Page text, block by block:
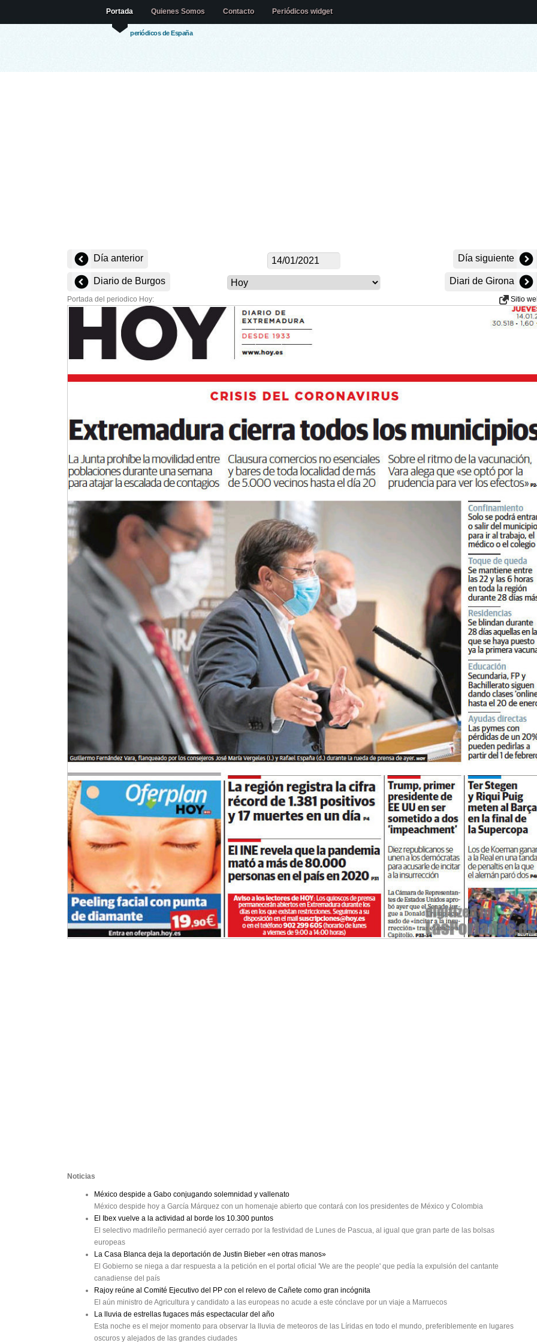
periódicos de España
Portada Quienes Somos Contacto Periódicos widget
Día anterior Día siguiente
Diario de Burgos Diari de Girona
Portada del periodico Hoy: Sitio
Noticias
México despide a Gabo conjugando solemnidad y vallenato
México despide hoy a García Márquez con un homenaje abierto que contará con los presidentes de México y Colombia
El Ibex vuelve a la actividad al borde los 10.300 puntos
El selectivo madrileño permaneció ayer cerrado por la festividad de Lunes de Pascua, al igual que gran parte de las bolsas
europeas
La Casa Blanca deja la deportación de Justin Bieber «en otras manos»
El Gobierno se niega a dar respuesta a la petición en el portal oficial 'We are the people' que pedía la expulsión del cantante
canadiense del país
Rajoy reúne al Comité Ejecutivo del PP con el relevo de Cañete como gran incógnita
El aún ministro de Agricultura y candidato a las europeas no acude a este cónclave por un viaje a Marruecos
La lluvia de estrellas fugaces más espectacular del año
Esta noche es el mejor momento para observar la lluvia de meteoros de las Líridas en todo el mundo, preferiblemente en lugares
oscuros y alejados de las grandes ciudades